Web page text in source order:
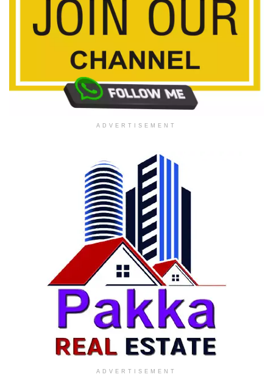
ADVERTISEMENT
ADVERTISEMENT